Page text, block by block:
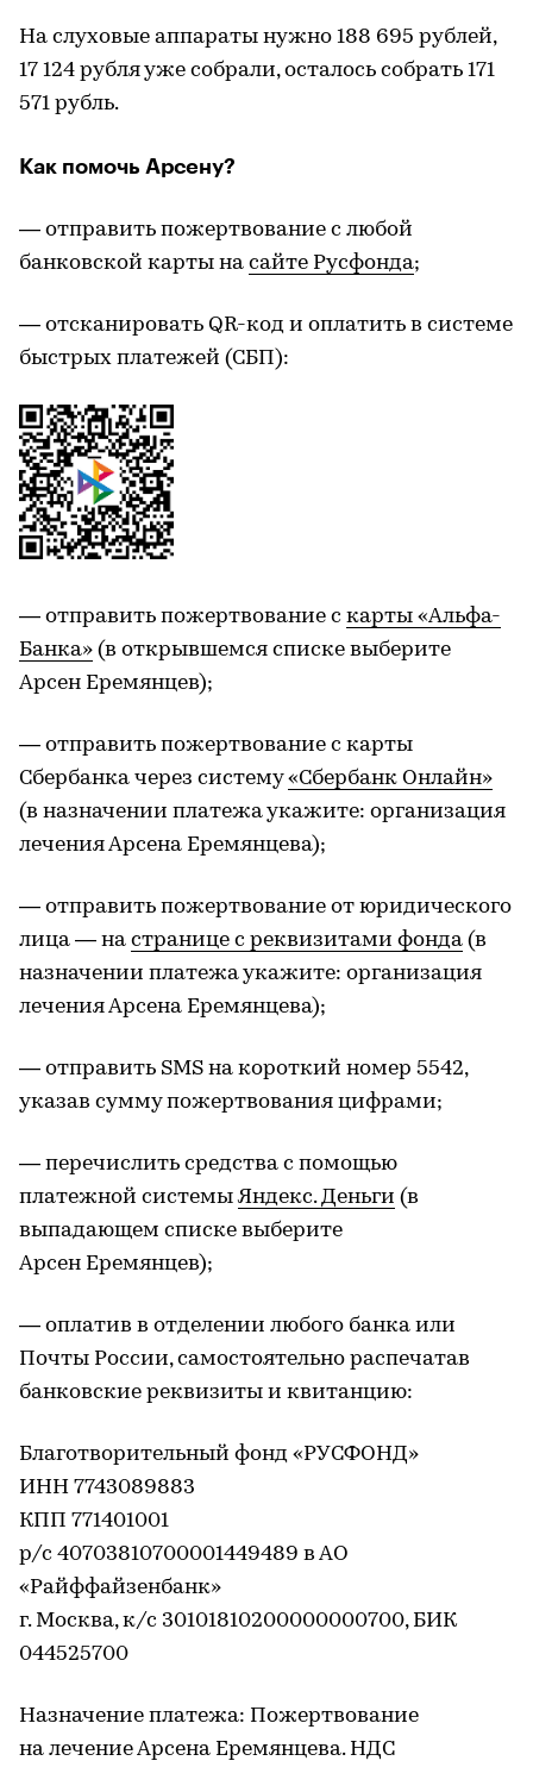
На слуховые аппараты нужно 188 695 рублей,
17 124 рубля уже собрали, осталось собрать 171
571 рубль.
Как помочь Арсену?
— отправить пожертвование с любой
банковской карты на сайте Русфонда;
— отсканировать QR-код и оплатить в системе
быстрых платежей (СБП):
— отправить пожертвование с карты «Альфа-
Банка» (в открывшемся списке выберите
Арсен Еремянцев);
— отправить пожертвование с карты
Сбербанка через систему«Сбербанк Онлайн»
(в назначении платежа укажите: организация
лечения Арсена Еремянцева);
— отправить пожертвование от юридического
лица — на странице с реквизитами фонда (в
назначении платежа укажите: организация
лечения Арсена Еремянцева);
— отправить SMS на короткий номер 5542,
указав сумму пожертвования цифрами;
— перечислить средства с помощью
платежной системыЯндекс. Деньги (в
выпадающем списке выберите
Арсен Еремянцев);
— оплатив в отделении любого банка или
Почты России, самостоятельно распечатав
банковские реквизиты и квитанцию:
Благотворительный фонд «РУСФОНД»
ИНН 7743089883
КПП 771401001
р/с 40703810700001449489 в АО
«Райффайзенбанк»
г. Москва, к/с 30101810200000000700, БИК
044525700
Назначение платежа: Пожертвование
на лечение Арсена Еремянцева. НДС